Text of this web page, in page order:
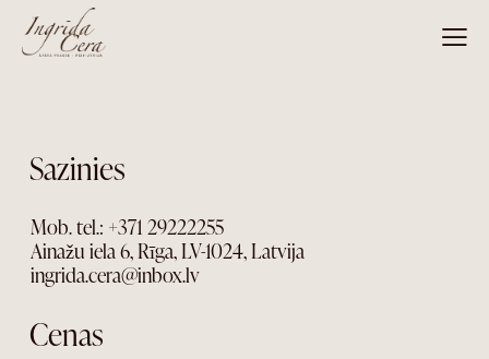
Sazinies
Mob. tel.: +371 29222255
Ainažu iela 6, Rīga, LV-1024, Latvija
ingrida.cera@inbox.lv
Cenas